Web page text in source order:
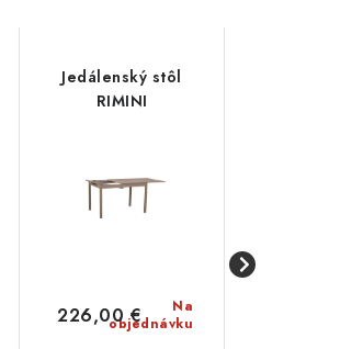
Jedálenský stôl
RIMINI
Na
objednávku
226,00 €